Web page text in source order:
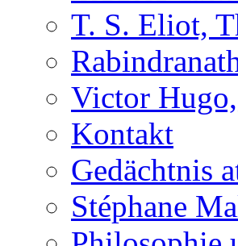
T. S. Eliot,
Victor
Kontakt
Gedächtnis
Stéphane